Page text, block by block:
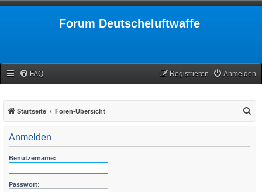
Forum Deutscheluftwaffe
FAQ Anmelden
Registrieren
Startseite Foren-Übersicht
Anmelden
Benutzername:
Passwort: